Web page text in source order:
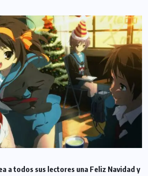
a todos sus lectores una Feliz Navidad y